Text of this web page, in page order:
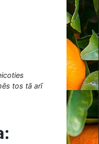
tos tā arī